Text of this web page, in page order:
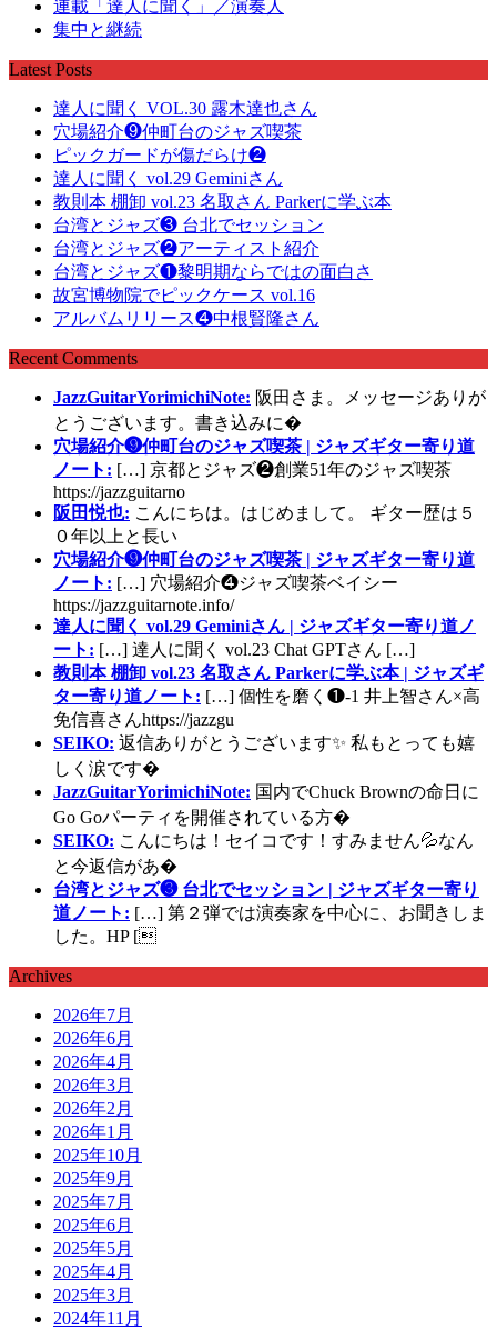
連載「達人に聞く」／演奏人
集中と継続
Latest Posts
達人に聞く VOL.30 露木達也さん
穴場紹介❾仲町台のジャズ喫茶
ピックガードが傷だらけ❷
達人に聞く vol.29 Geminiさん
教則本 棚卸 vol.23 名取さん Parkerに学ぶ本
台湾とジャズ❸ 台北でセッション
台湾とジャズ❷アーティスト紹介
台湾とジャズ❶黎明期ならではの面白さ
故宮博物院でピックケース vol.16
アルバムリリース❹中根賢隆さん
Recent Comments
JazzGuitarYorimichiNote: 阪田さま。メッセージありが
とうございます。書き込みに�
穴場紹介❾仲町台のジャズ喫茶 | ジャズギター寄り道
ノート: […] 京都とジャズ❷創業51年のジャズ喫茶
https://jazzguitarno
阪田悦也: こんにちは。はじめまして。 ギター歴は５
０年以上と長い
穴場紹介❾仲町台のジャズ喫茶 | ジャズギター寄り道
ノート: […] 穴場紹介❹ジャズ喫茶ベイシー
https://jazzguitarnote.info/
達人に聞く vol.29 Geminiさん | ジャズギター寄り道ノ
ート: […] 達人に聞く vol.23 Chat GPTさん […]
教則本 棚卸 vol.23 名取さん Parkerに学ぶ本 | ジャズギ
ター寄り道ノート: […] 個性を磨く❶-1 井上智さん×高
免信喜さんhttps://jazzgu
SEIKO: 返信ありがとうございます✨ 私もとっても嬉
しく涙です�
JazzGuitarYorimichiNote: 国内でChuck Brownの命日に
Go Goパーティを開催されている方�
SEIKO: こんにちは！セイコです！すみません💦なん
と今返信があ�
台湾とジャズ❸ 台北でセッション | ジャズギター寄り
道ノート: […] 第２弾では演奏家を中心に、お聞きしま
した。HP [
Archives
2026年7月
2026年6月
2026年4月
2026年3月
2026年2月
2026年1月
2025年10月
2025年9月
2025年7月
2025年6月
2025年5月
2025年4月
2025年3月
2024年11月